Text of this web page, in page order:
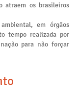
atraem os brasileiros
em órgãos
tempo realizada por
para não forçar